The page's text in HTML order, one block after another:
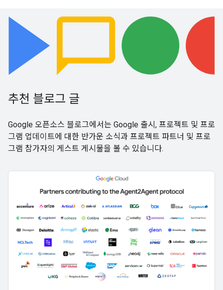
추천 블로그 글
Google 오픈소스 블로그에서는 Google 출시, 프로젝트 및 프로
그램 업데이트에 대한 반가운 소식과 프로젝트 파트너 및 프로
그램 참가자의 게스트 게시물을 볼 수 있습니다.